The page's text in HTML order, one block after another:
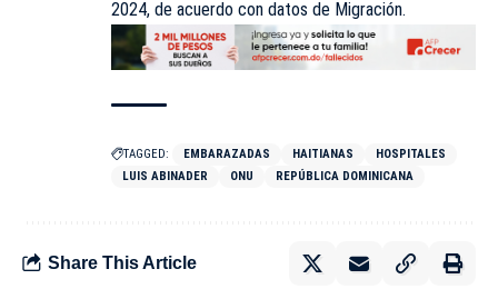
2024, de acuerdo con datos de Migración.
TAGGED: EMBARAZADAS HAITIANAS
HOSPITALES
LUIS ABINADER
ONU REPÚBLICA DOMINICANA
Share This Article